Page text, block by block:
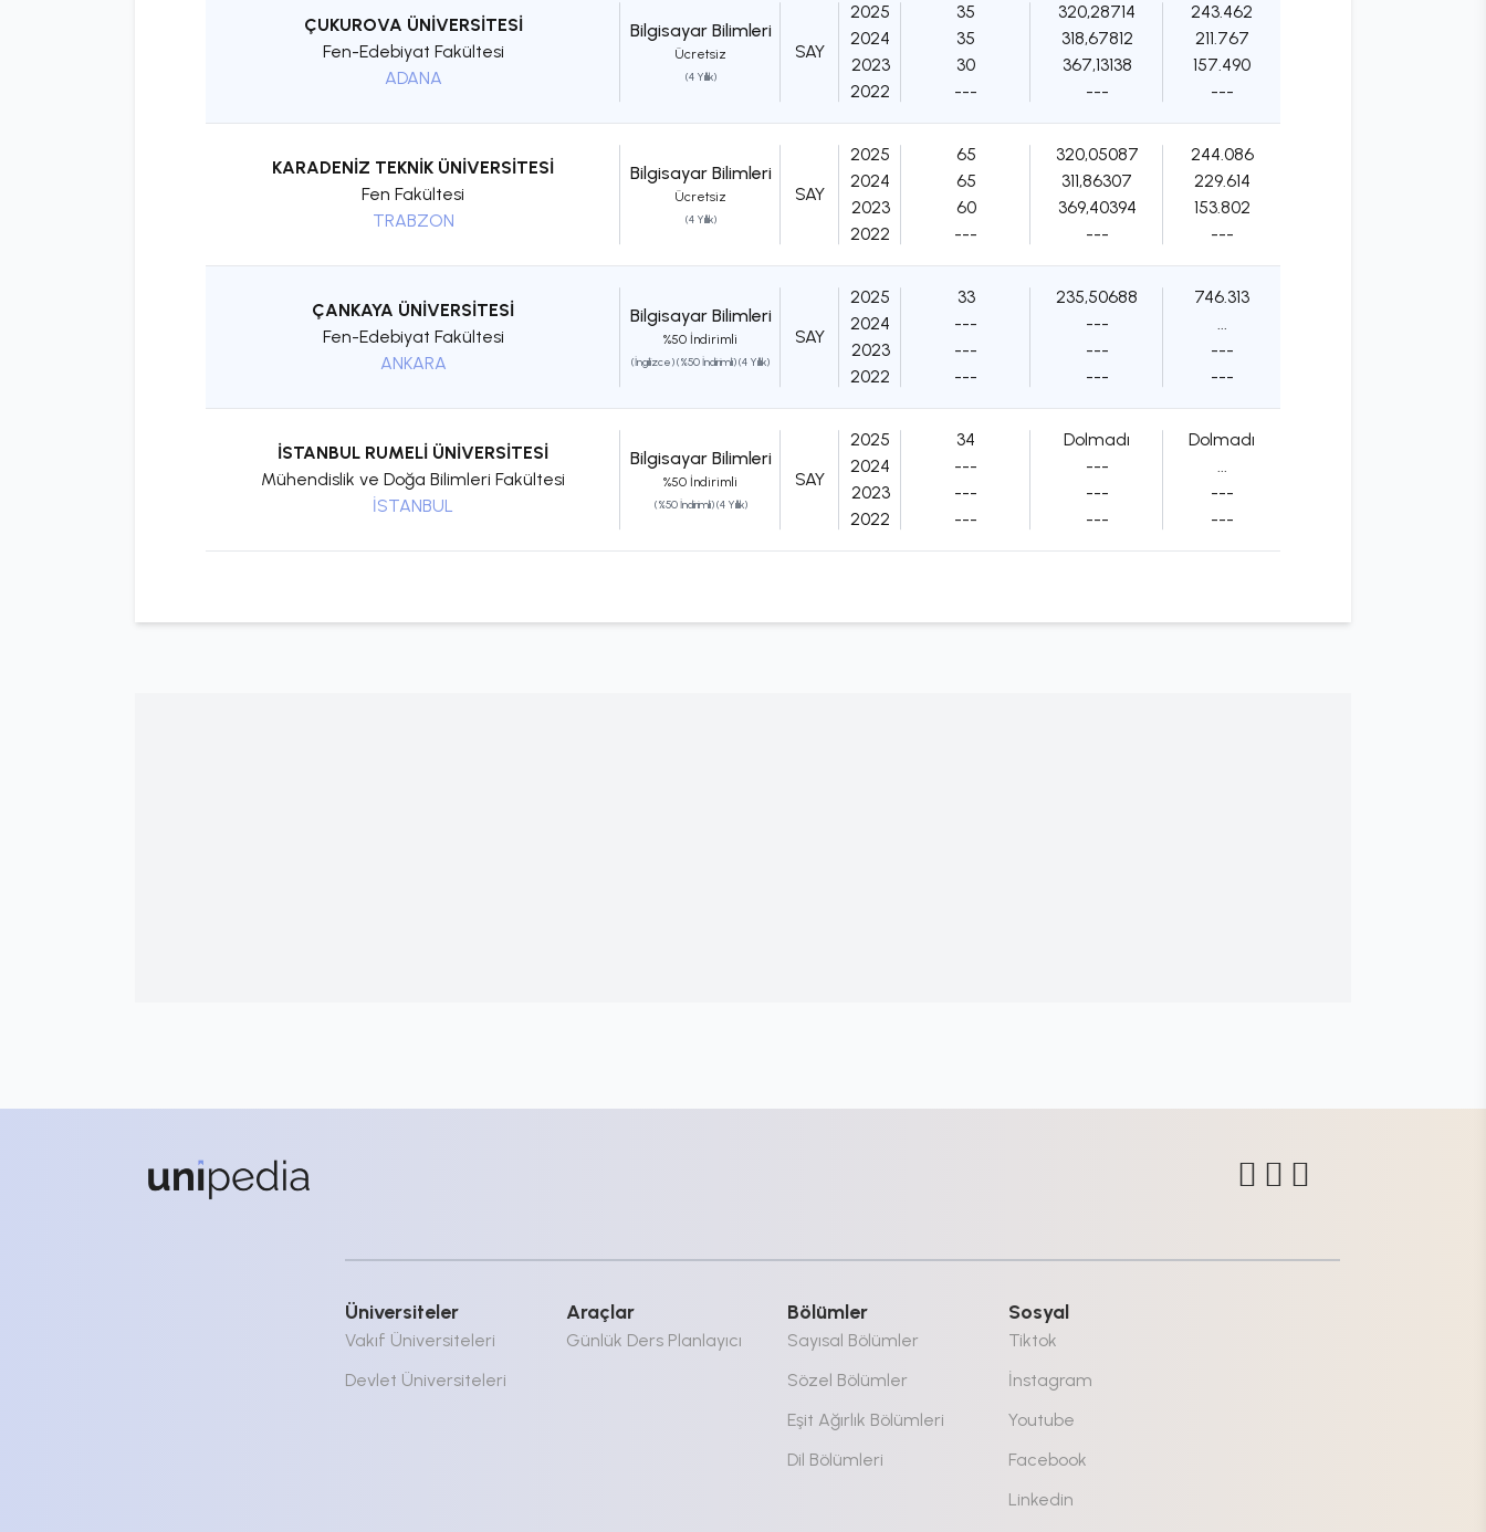
ÇUKUROVA ÜNİVERSİTESİ
Fen-Edebiyat Fakültesi
ADANA
Bilgisayar Bilimleri
Ücretsiz
(4 Yıllık)
SAY
2025
2024
2023
2022
35
35
30
---
320,28714
318,67812
367,13138
---
243.462
211.767
157.490
---
KARADENİZ TEKNİK ÜNİVERSİTESİ
Fen Fakültesi
TRABZON
Bilgisayar Bilimleri
Ücretsiz
(4 Yıllık)
SAY
2025
2024
2023
2022
65
65
60
---
320,05087
311,86307
369,40394
---
244.086
229.614
153.802
---
ÇANKAYA ÜNİVERSİTESİ
Fen-Edebiyat Fakültesi
ANKARA
Bilgisayar Bilimleri
%50 İndirimli
(İngilizce) (%50 İndirimli) (4 Yıllık)
SAY
2025
2024
2023
2022
33
---
---
---
235,50688
---
---
---
746.313
...
---
---
İSTANBUL RUMELİ ÜNİVERSİTESİ
Mühendislik ve Doğa Bilimleri Fakültesi
İSTANBUL
Bilgisayar Bilimleri
%50 İndirimli
(%50 İndirimli) (4 Yıllık)
SAY
2025
2024
2023
2022
34
---
---
---
Dolmadı
---
---
---
Dolmadı
...
---
---
Üniversiteler
Vakıf Üniversiteleri
Devlet Üniversiteleri
Araçlar
Günlük Ders Planlayıcı
Bölümler
Sayısal Bölümler
Sözel Bölümler
Eşit Ağırlık Bölümleri
Dil Bölümleri
Sosyal
Tiktok
İnstagram
Youtube
Facebook
Linkedin